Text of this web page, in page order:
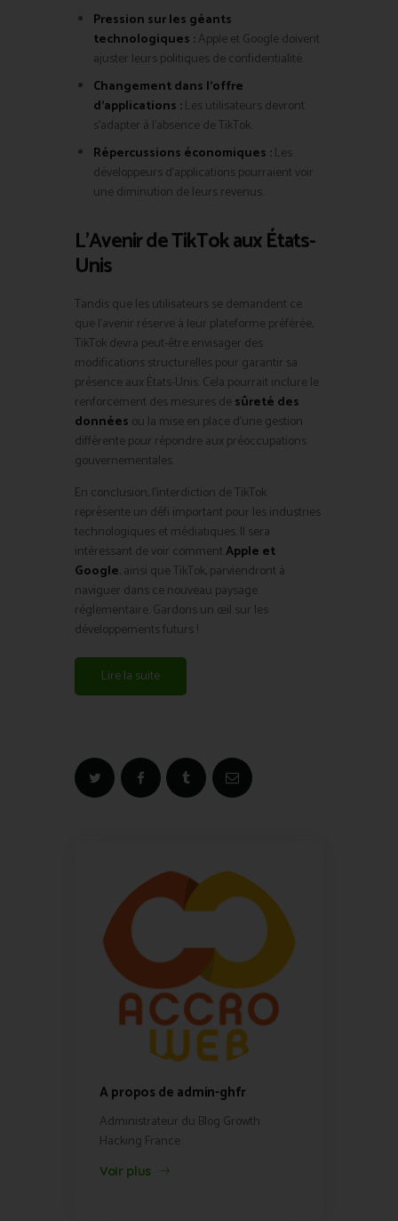
Pression sur les géants
technologiques :Apple et Google doivent
ajuster leurs politiques de confidentialité.
Changement dans l’offre
d’applications :Les utilisateurs devront
s’adapter à l’absence de TikTok.
Répercussions économiques :Les
développeurs d’applications pourraient voir
une diminution de leurs revenus.
L’Avenir de TikTok aux États-
Unis
Tandis que les utilisateurs se demandent ce
que l’avenir réserve à leur plateforme préférée,
TikTok devra peut-être envisager des
modifications structurelles pour garantir sa
présence aux États-Unis. Cela pourrait inclure le
renforcement des mesures de sûreté des
données ou la mise en place d’une gestion
différente pour répondre aux préoccupations
gouvernementales.
En conclusion, l’interdiction de TikTok
représente un défi important pour les industries
technologiques et médiatiques. Il sera
intéressant de voir commentApple et
Google, ainsi que TikTok, parviendront à
naviguer dans ce nouveau paysage
réglementaire. Gardons un œil sur les
développements futurs !
Lire la suite
A propos de admin-ghfr
Administrateur du Blog Growth
Hacking France
Voir plus